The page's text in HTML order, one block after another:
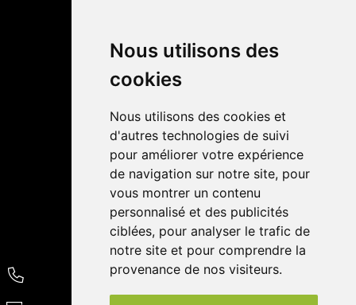
Nous utilisons des
cookies
Nous utilisons des cookies et
d'autres technologies de suivi
pour améliorer votre expérience
de navigation sur notre site, pour
vous montrer un contenu
personnalisé et des publicités
ciblées, pour analyser le trafic de
notre site et pour comprendre la
provenance de nos visiteurs.
Livraisons
4,4 / 5 65 avis